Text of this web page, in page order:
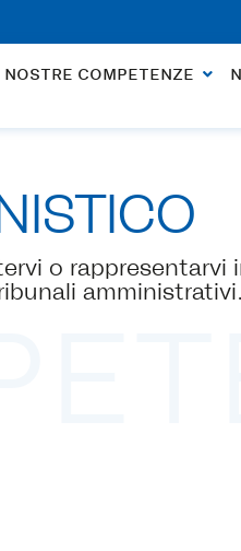
non comporta alcun
NOSTRE COMPETENZE
o rappresentarvi
amministrativi.